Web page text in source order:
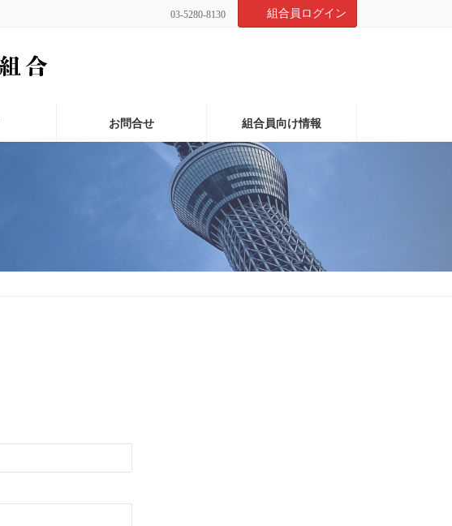
03-5280-8130 組合員ログイン
お問合せ 組合員向け情報